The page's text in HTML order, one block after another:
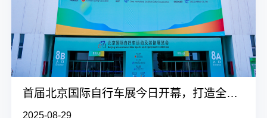
首届北京国际自行车展今日开幕，打造全球骑行产业创新生态平台
2025-08-29